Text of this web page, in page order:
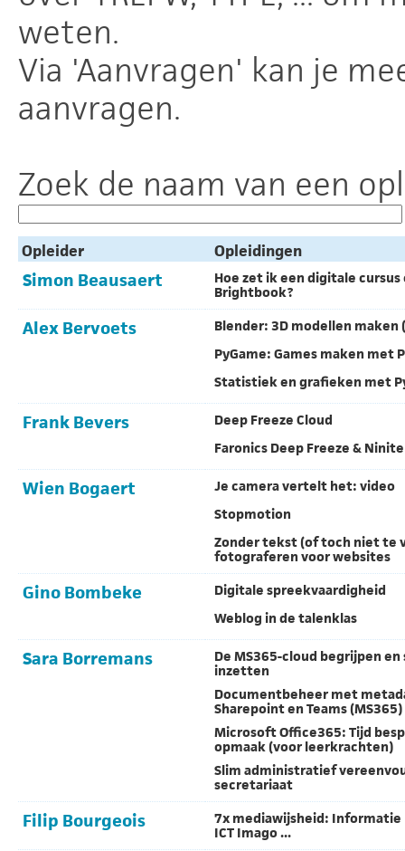
weten.
Via 'Aanvragen' kan je
aanvragen.
Zoek de naam van een
Opleider Opleidingen
Simon Beausaert
Hoe zet ik een digitale
Brightbook?
Alex Bervoets
Blender: 3D modellen maken
PyGame: Games maken met
Statistiek en grafieken met
Frank Bevers
Deep Freeze Cloud
Faronics Deep Freeze &
Wien Bogaert
Je camera vertelt het: video
Stopmotion
Zonder tekst (of toch niet te
fotograferen voor websites
Gino Bombeke
Digitale spreekvaardigheid
Weblog in de talenklas
Sara Borremans
De MS365-cloud begrijpen
inzetten
Documentbeheer met
Sharepoint en Teams (MS365)
Microsoft Office365: Tijd
opmaak (voor leerkrachten)
Slim administratief
secretariaat
Filip Bourgeois
7x mediawijsheid: Informatie
ICT Imago ...